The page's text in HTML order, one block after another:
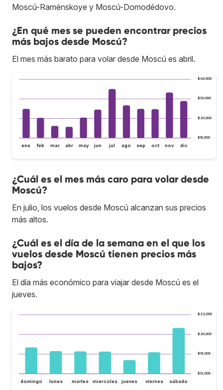
Moscú-Raménskoye y Moscú-Domodédovo.
¿En qué mes se pueden encontrar precios
más bajos desde Moscú?
El mes más barato para volar desde Moscú es abril.
$10,000
$20,000
$30,000
$40,000
ene feb mar abr may jun jul ago sep oct nov dic
¿Cuál es el mes más caro para volar desde
Moscú?
En julio, los vuelos desde Moscú alcanzan sus precios
más altos.
¿Cuál es el día de la semana en el que los
vuelos desde Moscú tienen precios más
bajos?
El día más económico para viajar desde Moscú es el
jueves.
$16,000
$18,000
$20,000
$22,000
domingo lunes martes miércoles jueves viernes sábado